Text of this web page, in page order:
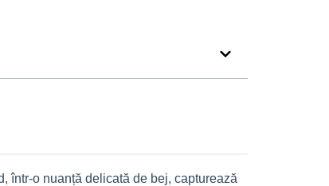
într-o nuanță delicată de bej, capturează